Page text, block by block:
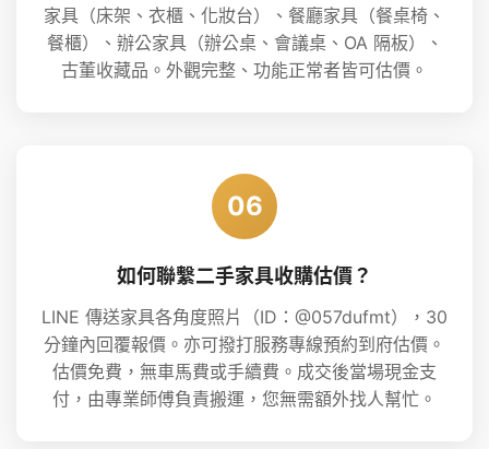
家具（床架、衣櫃、化妝台）、餐廳家具（餐桌椅、
餐櫃）、辦公家具（辦公桌、會議桌、OA 隔板）、
古董收藏品。外觀完整、功能正常者皆可估價。
06
如何聯繫二手家具收購估價？
LINE 傳送家具各角度照片（ID：@057dufmt），30
分鐘內回覆報價。亦可撥打服務專線預約到府估價。
估價免費，無車馬費或手續費。成交後當場現金支
付，由專業師傅負責搬運，您無需額外找人幫忙。